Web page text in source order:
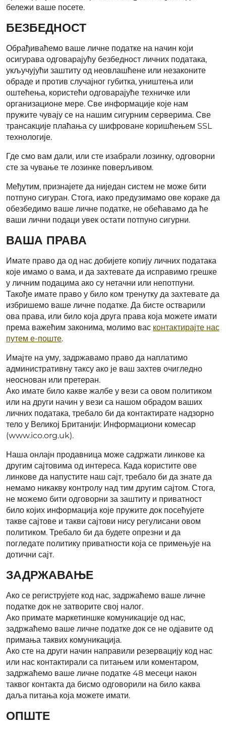
бележи ваше посете.
БЕЗБЕДНОСТ
Обрађиваћемо ваше личне податке на начин који
осигурава одговарајућу безбедност личних података,
укључујући заштиту од неовлашћене или незаконите
обраде и против случајног губитка, уништења или
оштећења, користећи одговарајуће техничке или
организационе мере. Све информације које нам
пружите чувају се на нашим сигурним серверима. Све
трансакције плаћања су шифроване коришћењем SSL
технологије.
Где смо вам дали, или сте изабрали лозинку, одговорни
сте за чување те лозинке поверљивом.
Међутим, признајете да ниједан систем не може бити
потпуно сигуран. Стога, иако предузимамо ове кораке да
обезбедимо ваше личне податке, не обећавамо да ће
ваши лични подаци увек остати потпуно сигурни.
ВАША ПРАВА
Имате право да од нас добијете копију личних података
које имамо о вама, и да захтевате да исправимо грешке
у личним подацима ако су нетачни или непотпуни.
Такође имате право у било ком тренутку да захтевате да
избришемо ваше личне податке. Да бисте остварили
ова права, или било која друга права која можете имати
према важећим законима, молимо вас контактирајте нас
путем е-поште.
Имајте на уму, задржавамо право да наплатимо
административну таксу ако је ваш захтев очигледно
неоснован или претеран.
Ако имате било какве жалбе у вези са овом политиком
или на други начин у вези са нашом обрадом ваших
личних података, требало би да контактирате надзорно
тело у Великој Британији: Информациони комесар
(www.ico.org.uk).
Наша онлајн продавница може садржати линкове ка
другим сајтовима од интереса. Када користите ове
линкове да напустите наш сајт, требало би да знате да
немамо никакву контролу над тим другим сајтом. Стога,
не можемо бити одговорни за заштиту и приватност
било којих информација које пружите док посећујете
такве сајтове и такви сајтови нису регулисани овом
политиком. Требало би да будете опрезни и да
погледате политику приватности која се примењује на
дотични сајт.
ЗАДРЖАВАЊЕ
Ако се региструјете код нас, задржаћемо ваше личне
податке док не затворите свој налог.
Ако примате маркетиншке комуникације од нас,
задржаћемо ваше личне податке док се не одјавите од
примања таквих комуникација.
Ако сте на други начин направили резервацију код нас
или нас контактирали са питањем или коментаром,
задржаћемо ваше личне податке 48 месеци након
таквог контакта да бисмо одговорили на било каква
даља питања која можете имати.
ОПШТЕ